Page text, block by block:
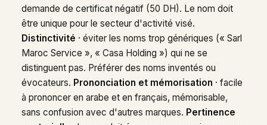
demande de certificat négatif (50 DH). Le nom doit
être unique pour le secteur d'activité visé.
Distinctivité · éviter les noms trop génériques (« Sarl
Maroc Service », « Casa Holding ») qui ne se
distinguent pas. Préférer des noms inventés ou
évocateurs. Prononciation et mémorisation · facile
à prononcer en arabe et en français, mémorisable,
sans confusion avec d'autres marques. Pertinence